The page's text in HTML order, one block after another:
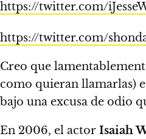
https://twitter.com/
https://twitter.com/
Creo que
como quieran llamarlas)
bajo una excusa de odio
En 2006, el actor Isaiah